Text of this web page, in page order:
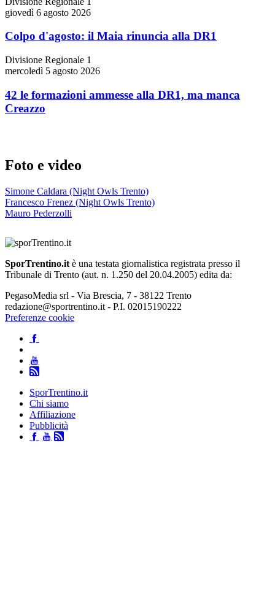
giovedì 6 agosto 2026
Colpo d'agosto: il Maia rinuncia alla DR1
Divisione Regionale 1
mercoledì 5 agosto 2026
42 le formazioni ammesse alla DR1, ma manca
Creazzo
Foto e video
Simone Caldara (Night Owls Trento)
Francesco Frenez (Night Owls Trento)
Mauro Pederzolli
SporTrentino.it è una testata giornalistica registrata presso il
Tribunale di Trento (aut. n. 1.250 del 20.04.2005) edita da:
PegasoMedia srl - Via Brescia, 7 - 38122 Trento
redazione@sportrentino.it - P.I. 02015190222
Preferenze cookie
SporTrentino.it
Chi siamo
Affiliazione
Pubblicità